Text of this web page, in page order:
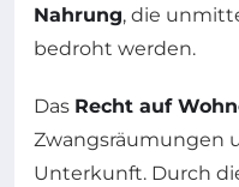
Nahrung, die
bedroht werden.
Das Recht auf
Zwangsräumungen
Unterkunft. Durch